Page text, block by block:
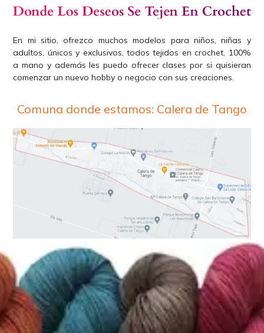
En mi sitio, ofrezco muchos modelos para niños, niñas y
adultos, únicos y exclusivos, todos tejidos en crochet, 100%
a mano y además les puedo ofrecer clases por si quisieran
comenzar un nuevo hobby o negocio con sus creaciones.
Comuna donde estamos: Calera de Tango